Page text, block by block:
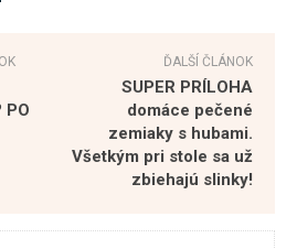
PO
ĎALŠÍ ČLÁNOK
SUPER PRÍLOHA
domáce pečené
zemiaky s hubami.
Všetkým pri stole sa už
zbiehajú slinky!